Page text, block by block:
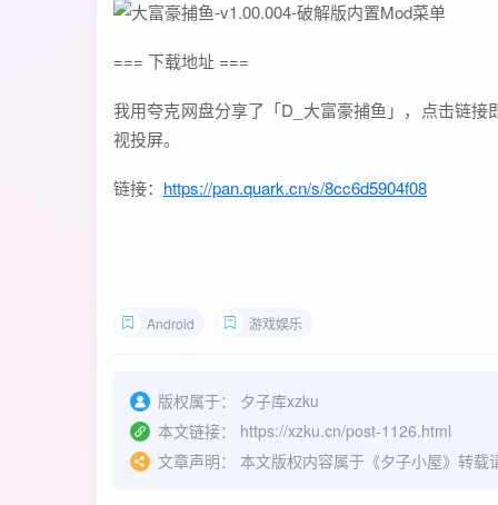
=== 下载地址 ===
我用夸克网盘分享了「D_大富豪捕鱼」，点击链
视投屏。
链接： https://pan.quark.cn/s/8cc6d5904f08
Android 游戏娱乐
版权属于：
夕子库xzku
本文链接：
https://xzku.cn/post-1126.html
文章声明：
本文版权内容属于《夕子小屋》转载